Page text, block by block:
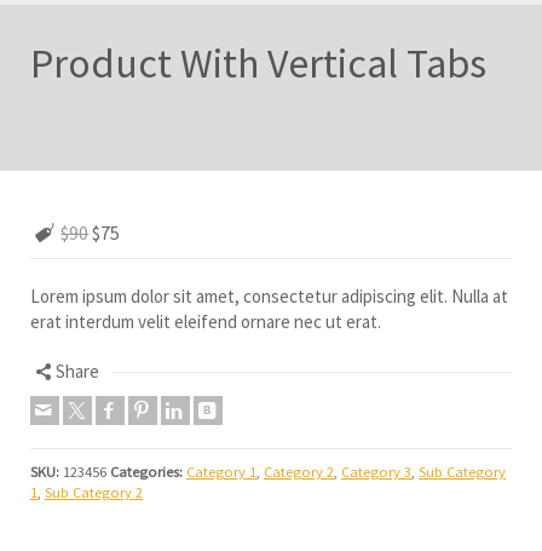
Product With Vertical Tabs
$90$75
Lorem ipsum dolor sit amet, consectetur adipiscing elit. Nulla at
erat interdum velit eleifend ornare nec ut erat.
Share
SKU: 123456 Categories: Category 1, Category 2, Category 3, Sub Category
1, Sub Category 2